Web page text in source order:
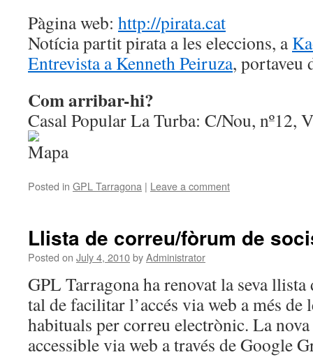
Pàgina web: http://pirata.cat
Notícia partit pirata a les eleccions, a
Entrevista a Kenneth Peiruza, portaveu
Com arribar-hi?
Casal Popular La Turba: C/Nou, nº12,
Posted in GPL Tarragona | Leave a comment
Llista de correu/fòrum de
Posted on July 4, 2010byAdministrator
GPL Tarragona ha renovat la seva
tal de facilitar l’accés via web a més
habituals per correu electrònic. La
accessible via web a través de Google